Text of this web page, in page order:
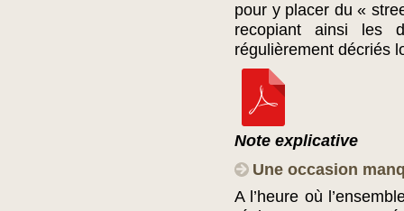
pour y placer du «
recopiant ainsi les
régulièrement décriés
Note explicative
Une occasion
A l’heure où